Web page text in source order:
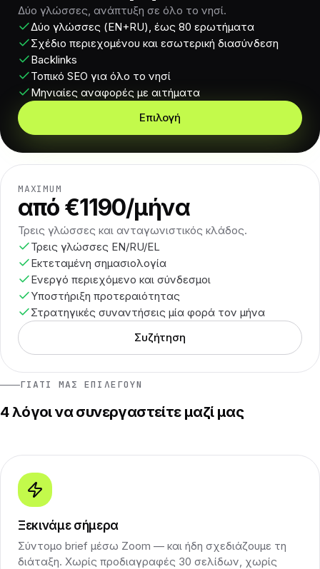
Δύο γλώσσες, ανάπτυξη σε όλο το νησί.
Δύο γλώσσες (EN+RU), έως 80 ερωτήματα
Σχέδιο περιεχομένου και εσωτερική διασύνδεση
Backlinks
Τοπικό SEO για όλο το νησί
Μηνιαίες αναφορές με αιτήματα
Επιλογή
MAXIMUM
από €1190/μήνα
Τρεις γλώσσες και ανταγωνιστικός κλάδος.
Τρεις γλώσσες EN/RU/EL
Εκτεταμένη σημασιολογία
Ενεργό περιεχόμενο και σύνδεσμοι
Υποστήριξη προτεραιότητας
Στρατηγικές συναντήσεις μία φορά τον μήνα
Συζήτηση
ΓΙΑΤΊ ΜΑΣ ΕΠΙΛΈΓΟΥΝ
4 λόγοι να συνεργαστείτε μαζί μας
Ξεκινάμε σήμερα
Σύντομο brief μέσω Zoom — και ήδη σχεδιάζουμε τη
διάταξη. Χωρίς προδιαγραφές 30 σελίδων, χωρίς